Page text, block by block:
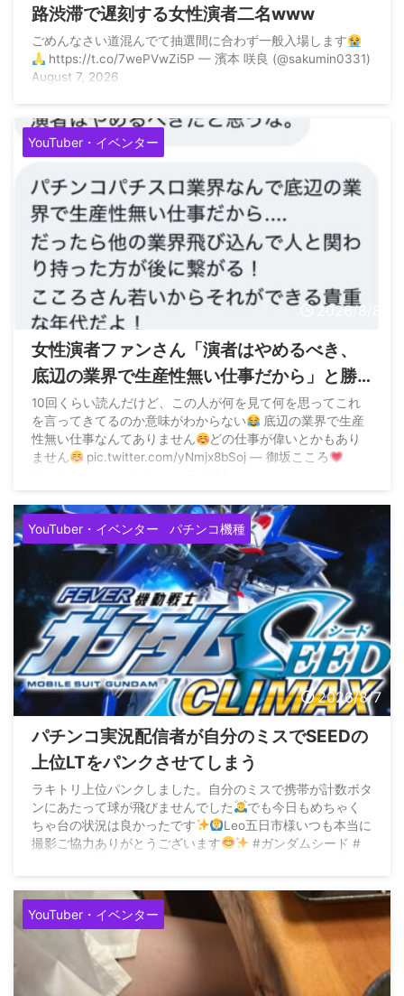
路渋滞で遅刻する女性演者二名www
ごめんなさい道混んでて抽選間に合わず一般入場します
https://t.co/7wePVwZi5P — 濱本 咲良 (@sakumin0331)
August 7, 2026
YouTuber・イベンター
2026/8/8
女性演者ファンさん「演者はやめるべき、
底辺の業界で生産性無い仕事だから」と勝
手なアドバイス
10回くらい読んだけど、この人が何を見て何を思ってこれ
を言ってきてるのか意味がわからない
底辺の業界で生産
性無い仕事なんてありません
どの仕事が偉いとかもあり
ません
pic.twitter.com/yNmjx8bSoj — 御坂こころ
YouTuber・イベンター パチンコ機種
2026/8/7
パチンコ実況配信者が自分のミスでSEEDの
上位LTをパンクさせてしまう
ラキトリ上位パンクしました。自分のミスで携帯が計数ボタ
ンにあたって球が飛びませんでした
でも今日もめちゃく
ちゃ台の状況は良かったです
Leo五日市様いつも本当に
撮影ご協力ありがとうございます
#ガンダムシード #
YouTuber・イベンター